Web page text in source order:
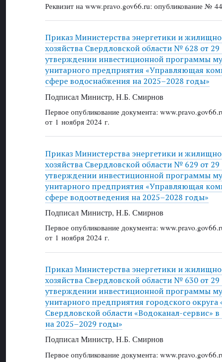
Реквизит на www.pravo.gov66.ru: опубликование №
Приказ Министерства энергетики и
хозяйства Свердловской области № 628 от
утверждении инвестиционной программы
унитарного предприятия «Управляющая
сфере водоснабжения на 2025–2028 годы»
Подписал Министр, Н.Б. Смирнов
Первое опубликование документа:
от 1 ноября 2024 г.
Приказ Министерства энергетики и
хозяйства Свердловской области № 629 от
утверждении инвестиционной программы
унитарного предприятия «Управляющая
сфере водоотведения на 2025–2028 годы»
Подписал Министр, Н.Б. Смирнов
Первое опубликование документа:
от 1 ноября 2024 г.
Приказ Министерства энергетики и
хозяйства Свердловской области № 630 от
утверждении инвестиционной программы
унитарного предприятия городского округа
Свердловской области «Водоканал-сервис»
на 2025–2029 годы»
Подписал Министр, Н.Б. Смирнов
Первое опубликование документа: